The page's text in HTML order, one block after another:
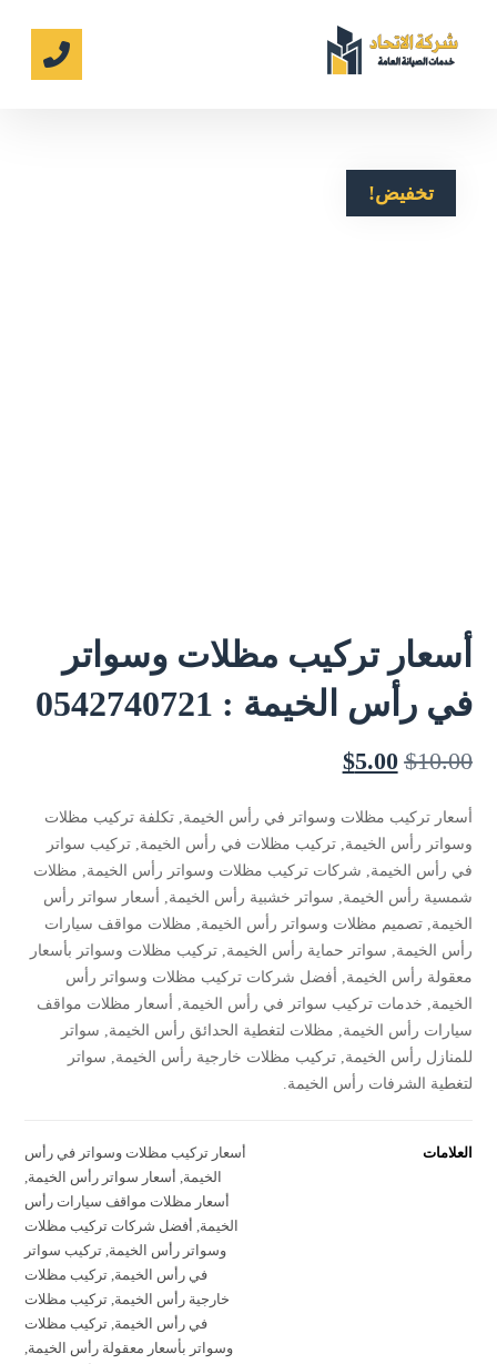
تخفيض!
أسعار تركيب مظلات وسواتر
في رأس الخيمة : 0542740721
$10.00
$5.00
أسعار تركيب مظلات وسواتر في رأس الخيمة, تكلفة تركيب مظلات
وسواتر رأس الخيمة, تركيب مظلات في رأس الخيمة, تركيب سواتر
في رأس الخيمة, شركات تركيب مظلات وسواتر رأس الخيمة, مظلات
شمسية رأس الخيمة, سواتر خشبية رأس الخيمة, أسعار سواتر رأس
الخيمة, تصميم مظلات وسواتر رأس الخيمة, مظلات مواقف سيارات
رأس الخيمة, سواتر حماية رأس الخيمة, تركيب مظلات وسواتر بأسعار
معقولة رأس الخيمة, أفضل شركات تركيب مظلات وسواتر رأس
الخيمة, خدمات تركيب سواتر في رأس الخيمة, أسعار مظلات مواقف
سيارات رأس الخيمة, مظلات لتغطية الحدائق رأس الخيمة, سواتر
للمنازل رأس الخيمة, تركيب مظلات خارجية رأس الخيمة, سواتر
لتغطية الشرفات رأس الخيمة.
العلامات
أسعار تركيب مظلات وسواتر في رأس
الخيمة, أسعار سواتر رأس الخيمة,
أسعار مظلات مواقف سيارات رأس
الخيمة, أفضل شركات تركيب مظلات
وسواتر رأس الخيمة, تركيب سواتر
في رأس الخيمة, تركيب مظلات
خارجية رأس الخيمة, تركيب مظلات
في رأس الخيمة, تركيب مظلات
وسواتر بأسعار معقولة رأس الخيمة,